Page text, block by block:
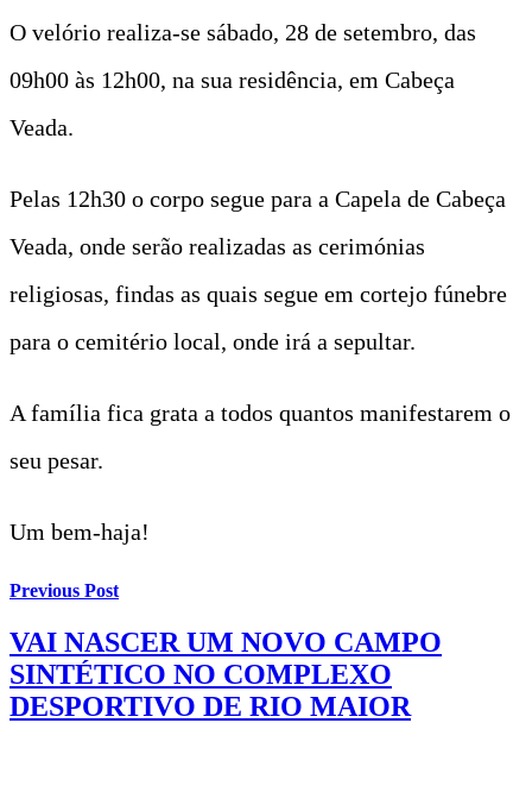
O velório realiza-se sábado, 28 de setembro, das
09h00 às 12h00, na sua residência, em Cabeça
Veada.
Pelas 12h30 o corpo segue para a Capela de Cabeça
Veada, onde serão realizadas as cerimónias
religiosas, findas as quais segue em cortejo fúnebre
para o cemitério local, onde irá a sepultar.
A família fica grata a todos quantos manifestarem o
seu pesar.
Um bem-haja!
Previous Post
VAI NASCER UM NOVO CAMPO
SINTÉTICO NO COMPLEXO
DESPORTIVO DE RIO MAIOR